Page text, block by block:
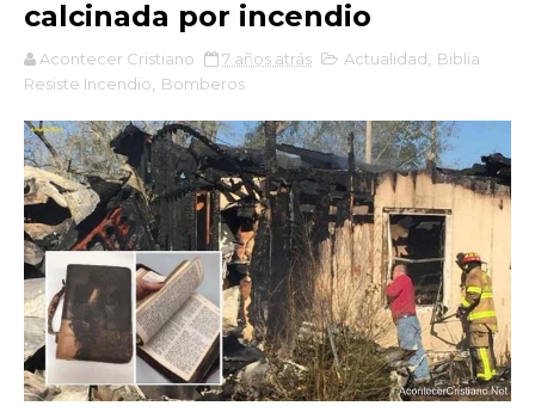
calcinada por incendio
Acontecer Cristiano 7 años atrás Actualidad
Biblia
Resiste Incendio
Bomberos